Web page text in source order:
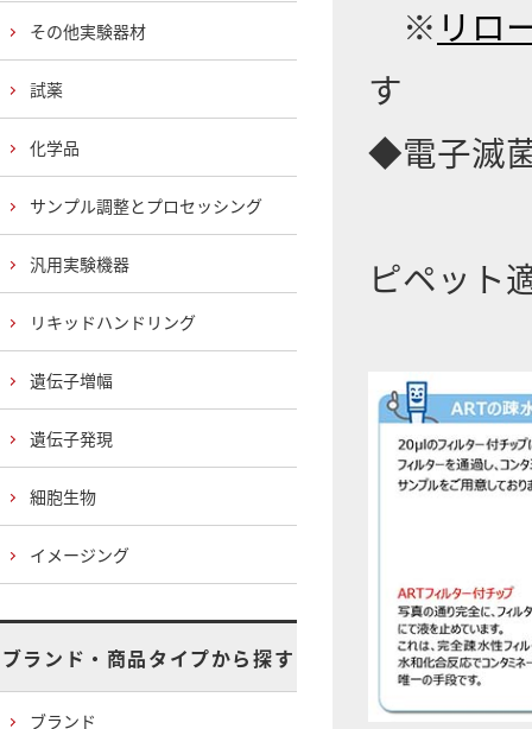
※ リロ
す
◆電子滅
ピペット
その他実験器材
試薬
化学品
サンプル調整とプロセッシング
汎用実験機器
リキッドハンドリング
遺伝子増幅
遺伝子発現
細胞生物
イメージング
ブランド・商品タイプから探す
ブランド